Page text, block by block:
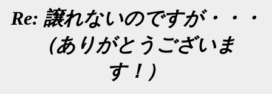
Re: 譲れないのですが・・・
（ありがとうございま
す！）